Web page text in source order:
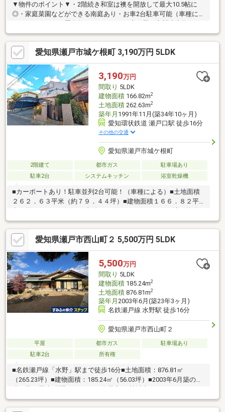
▼物件のポイント▼・2階続き和室は襖を開放して最大10.5帖に
◎・家庭菜園などができる南庭あり・お車2台駐車可能（車種によ
ど・2018年瓦交換、外壁塗装、防水工事実施・高台立地につき日
当たり、風通し良好・現状有姿渡し▼立地のポイント▼・国道
363号線近くのため各方面へ車でアクセス良好・近隣買い物施設
＆公園多数・閑静な住宅街※南東側隣地への一部越境あり（覚書
締結済）
愛知県瀬戸市城ケ根町 3,190万円 5LDK
3,190万円
間取り 5LDK
建物面積166.82m2
土地面積262.63m2
築年月 1991年11月(築34年10ヶ月)
愛知環状鉄道 瀬戸口駅 徒歩16分
その他の交通
愛知県瀬戸市城ケ根町
2階建て 都市ガス
駐車場あり
駐車2台
システムキッチン 浴室乾燥機
■カーポートあり！駐車並列2台可能！（車種による）■土地面積
２６２．６３平米（約７９．４４坪）■建物面積１６６．８２平
米（約５０．４６坪）平成3年11月築のフルリフォーム済み物件
です！高台に位置し、南垂れで陽当たり眺望がとても良好です
◎5LDKの間取りで、各部屋が6帖以上と広々としており、玄関部
分の解放感ある吹き抜けが魅力の一つです♪カーポートがあるの
で、雨の日の買い物でも濡れることなく荷物の出し入れ可能☆庭
もあるので、家庭菜園やガーデニング、ＢＢＱなど楽しむことが
できそうです◎物件からのすがすがしい眺望をぜひご自身の目で
お確かめください！お気軽にお問い合わせください！
愛知県瀬戸市西山町２ 5,500万円 5LDK
5,500万円
間取り 5LDK
建物面積185.24m2
土地面積876.81m2
築年月 2003年6月(築23年3ヶ月)
名鉄瀬戸線 水野駅 徒歩16分
愛知県瀬戸市西山町２
平屋 都市ガス
駐車場あり
駐車2台
所有権
■名鉄瀬戸線「水野」駅まで徒歩16分■土地面積：876.81㎡
（265.23坪）■建物面積：185.24㎡（56.03坪）■2003年6月築の木